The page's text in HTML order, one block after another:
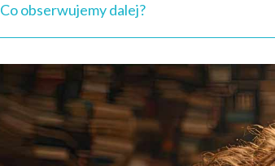
Co obserwujemy dalej?